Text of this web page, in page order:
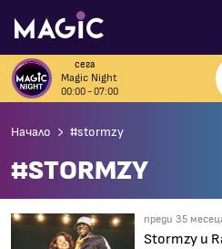
сега
Magic Night
00:00 - 07:00
Начало #stormzy
#STORMZY
преди 35
Stormzy и